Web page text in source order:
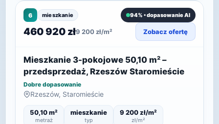
6 mieszkanie 94% • dopasowanie AI
460 920 zł9 200 zł/m² Zobacz ofertę
Mieszkanie 3-pokojowe 50,10 m² –
przedsprzedaż, Rzeszów Staromieście
Dobre dopasowanie
Rzeszów, Staromieście
50,10 m²
metraż
mieszkanie
typ
9 200 zł/m²
zł/m²